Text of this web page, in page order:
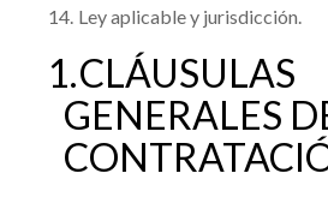
14. Ley aplicable y jurisdicción.
1.CLÁUSULAS
GENERALES